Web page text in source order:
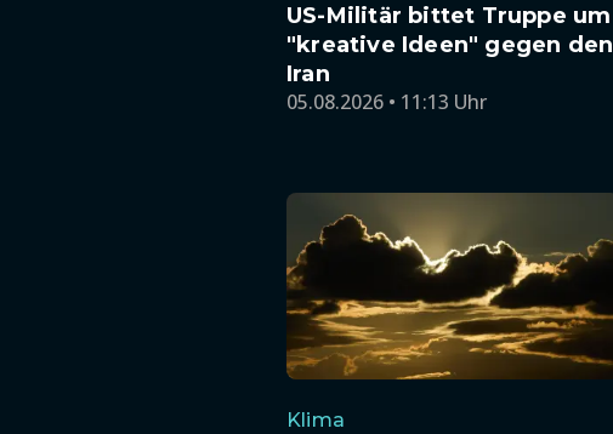
US-Militär bittet Truppe um
"kreative Ideen" gegen den
Iran
05.08.2026 • 11:13 Uhr
Klima